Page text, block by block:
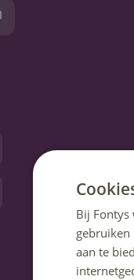
Bij Fontys
gebruiken
aan te